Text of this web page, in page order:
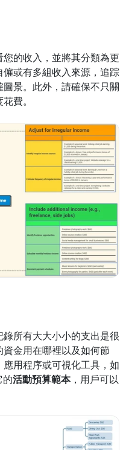
的收入，並將其分類為更
或有多組收入來源，追踪
景。此外，請確保不只關
費。
所有大大小小的支出是很
金用在哪裡以及如何節
用程序或可視化工具，如
的活動預算範本，用戶可以